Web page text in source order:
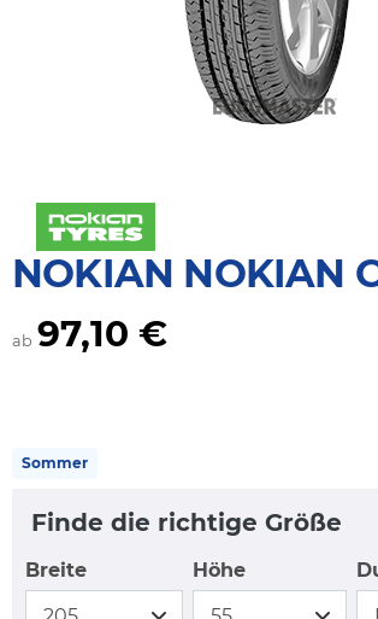
NOKIAN NOKIAN
ab 97,10 €
Sommer
Finde die richtige Größe
Breite Höhe